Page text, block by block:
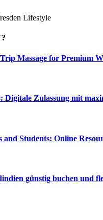
Massage for Premium
Digitale Zulassung mit
and Students: Online
günstig buchen und